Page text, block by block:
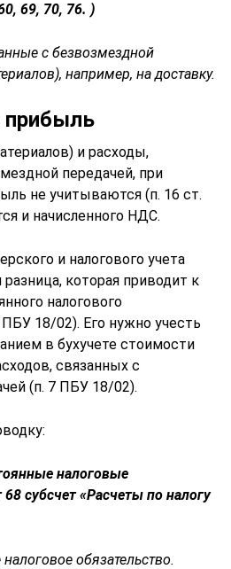
69, 70, 76. )
с безвозмездной
например, на доставку.
прибыль
и расходы,
передачей, при
не учитываются (п. 16 ст.
и начисленного НДС.
и налогового учета
разница, которая приводит к
налогового
ПБУ 18/02). Его нужно учесть
в бухучете стоимости
связанных с
(п. 7 ПБУ 18/02).
налоговые
субсчет «Расчеты по налогу
обязательство.